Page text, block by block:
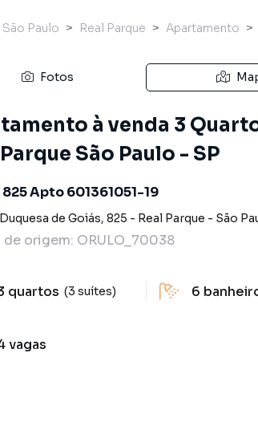
São Paulo Real Parque Apartamento
Fotos
à venda 3
São Paulo - SP
825 Apto 601361051-19
de Goiás, 825 - Real Parque - São
origem: ORULO_70038
quartos (3 suítes) 6
vagas